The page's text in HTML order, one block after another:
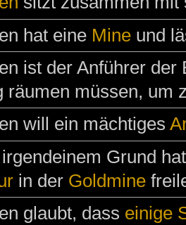
hat eine Mineund
ist der Anführer
räumen müssen, um
will ein mächtiges
Grund
in der Goldmine
glaubt, dass einige